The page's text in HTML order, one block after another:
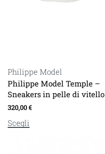
Philippe Model
Philippe Model Temple –
Sneakers in pelle di vitello
320,00€
Scegli